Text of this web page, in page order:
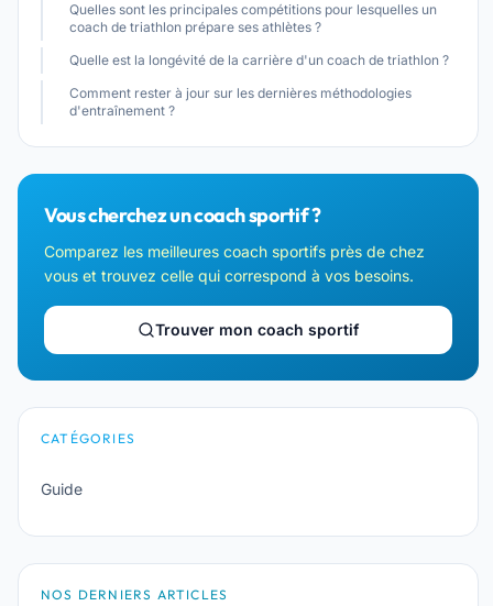
Quelles sont les principales compétitions pour lesquelles un
coach de triathlon prépare ses athlètes ?
Quelle est la longévité de la carrière d'un coach de triathlon ?
Comment rester à jour sur les dernières méthodologies
d'entraînement ?
Vous cherchez un coach sportif ?
Comparez les meilleures coach sportifs près de chez
vous et trouvez celle qui correspond à vos besoins.
Trouver mon coach sportif
CATÉGORIES
Guide
NOS DERNIERS ARTICLES